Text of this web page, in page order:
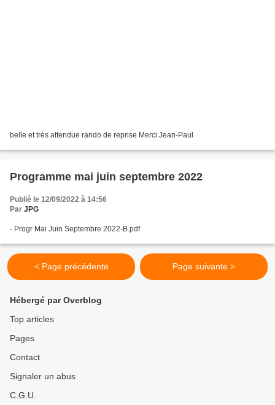
belle et très attendue rando de reprise Merci Jean-Paul
Programme mai juin septembre 2022
Publié le 12/09/2022 à 14:56
Par JPG
- Progr Mai Juin Septembre 2022-B.pdf
< Page précédente Page suivante >
Hébergé par Overblog
Top articles
Pages
Contact
Signaler un abus
C.G.U.